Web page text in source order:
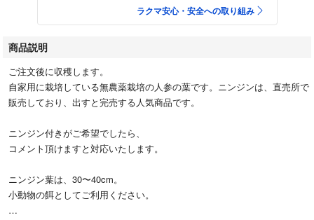
ラクマ安心・安全への取り組み
商品説明
ご注文後に収穫します。
自家用に栽培している無農薬栽培の人参の葉です。ニンジンは、直売所で
販売しており、出すと完売する人気商品です。
ニンジン付きがご希望でしたら、
コメント頂けますと対応いたします。
ニンジン葉は、30〜40cm。
小動物の餌としてご利用ください。